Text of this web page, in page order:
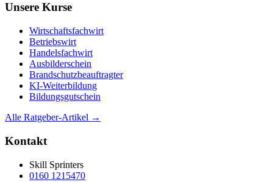
Unsere Kurse
Wirtschaftsfachwirt
Betriebswirt
Handelsfachwirt
Ausbilderschein
Brandschutzbeauftragter
KI-Weiterbildung
Bildungsgutschein
Alle Ratgeber-Artikel →
Kontakt
Skill Sprinters
0160 1215470